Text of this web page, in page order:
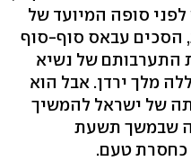
רק חודש לפני סופה המיועד של
הסכים עבאס סוף-סוף
התערבותם של נשיא
מלך ירדן. אבל הוא
של ישראל להמשיך
שבמשך תשעת
כחסרת טעם.